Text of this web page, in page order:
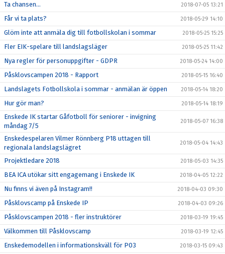
Ta chansen... 2018-07-05 13:21
Får vi ta plats? 2018-05-29 14:10
Glöm inte att anmäla dig till fotbollskolan i sommar 2018-05-25 15:25
Fler EIK-spelare till landslagsläger 2018-05-25 11:42
Nya regler för personuppgifter - GDPR 2018-05-24 14:00
Påsklovscampen 2018 - Rapport 2018-05-15 16:40
Landslagets Fotbollskola i sommar - anmälan är öppen 2018-05-14 18:20
Hur gör man? 2018-05-14 18:19
Enskede IK startar Gåfotboll för seniorer - invigning
måndag 7/5
2018-05-07 16:38
Enskedespelaren Vilmer Rönnberg P18 uttagen till
regionala landslagslägret
2018-05-04 14:43
Projektledare 2018 2018-05-03 14:35
BEA ICA utökar sitt engagemang i Enskede IK 2018-04-05 12:22
Nu finns vi även på Instagram!! 2018-04-03 09:30
Påsklovscamp på Enskede IP 2018-04-03 09:26
Påsklovscampen 2018 - fler instruktörer 2018-03-19 19:45
Välkommen till Påsklovscamp 2018-03-19 12:45
Enskedemodellen i informationskväll för P03 2018-03-15 09:43